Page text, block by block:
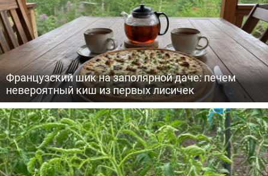
Французский шик на заполярной даче: печем
невероятный киш из первых лисичек